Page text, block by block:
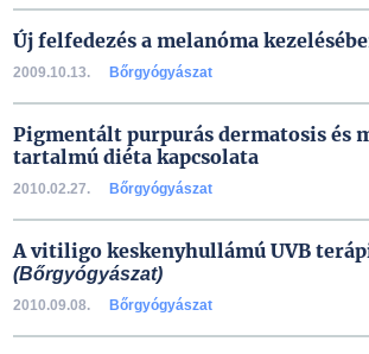
Új felfedezés a melanóma
2009.10.13. Bőrgyógyászat
Pigmentált purpurás dermatosis és
tartalmú diéta kapcsolata
2010.02.27. Bőrgyógyászat
A vitiligo keskenyhullámú UVB
(Bőrgyógyászat)
2010.09.08. Bőrgyógyászat